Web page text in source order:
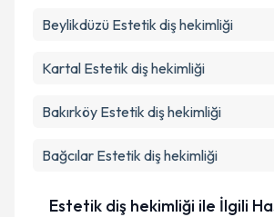
Beylikdüzü Estetik diş hekimliği
Kartal Estetik diş hekimliği
Bakırköy Estetik diş hekimliği
Bağcılar Estetik diş hekimliği
Estetik diş hekimliği ile İlgili